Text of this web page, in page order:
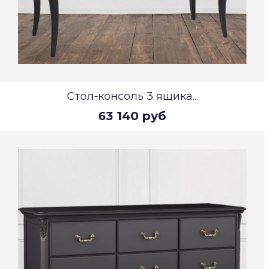
Стол-консоль 3 ящика...
63 140 руб